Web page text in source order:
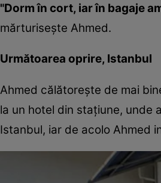
"Dorm în cort, iar în bagaje
mărturiseşte Ahmed.
Următoarea oprire, Istanbul
Ahmed călătoreşte de mai
la un hotel din staţiune, unde
Istanbul, iar de acolo Ahmed